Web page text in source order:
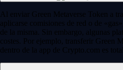
Al enviar Green Metaverse Token a
aplicarse comisiones de red o de
de la misma. Sin embargo, algunas
costes. Por ejemplo, transferir Green
dentro de la app de Crypto.com es